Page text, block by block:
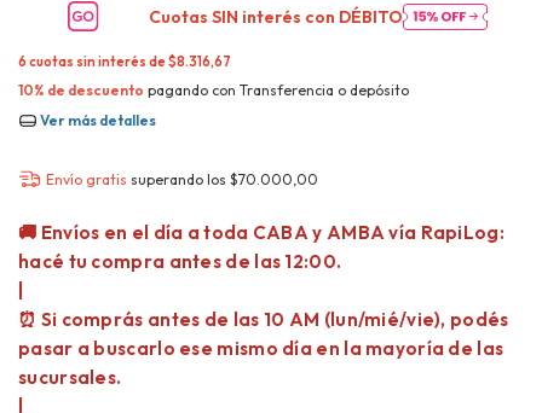
Cuotas SIN interés con DÉBITO
6 cuotas sin interés de$8.316,67
10% de descuento pagando con Transferencia o depósito
Ver más detalles
Envío gratis superando los $70.000,00